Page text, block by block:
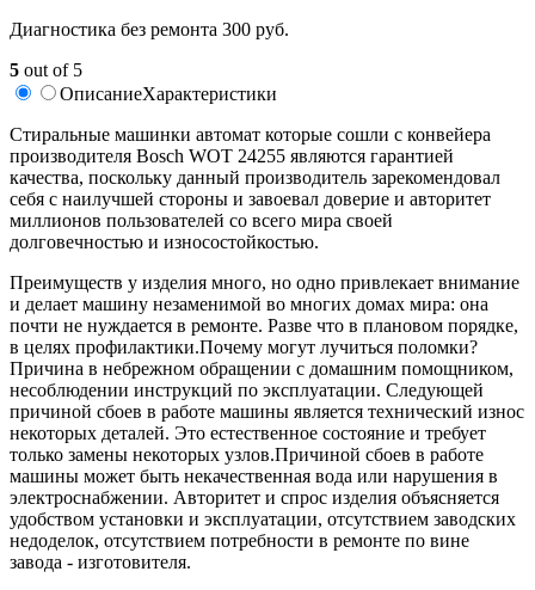
Диагностика без ремонта 300 руб.
5 out of 5
ОписаниеХарактеристики
Стиральные машинки автомат которые сошли с конвейера
производителя Bosch WOT 24255 являются гарантией
качества, поскольку данный производитель зарекомендовал
себя с наилучшей стороны и завоевал доверие и авторитет
миллионов пользователей со всего мира своей
долговечностью и износостойкостью.
Преимуществ у изделия много, но одно привлекает внимание
и делает машину незаменимой во многих домах мира: она
почти не нуждается в ремонте. Разве что в плановом порядке,
в целях профилактики.Почему могут лучиться поломки?
Причина в небрежном обращении с домашним помощником,
несоблюдении инструкций по эксплуатации. Следующей
причиной сбоев в работе машины является технический износ
некоторых деталей. Это естественное состояние и требует
только замены некоторых узлов.Причиной сбоев в работе
машины может быть некачественная вода или нарушения в
электроснабжении. Авторитет и спрос изделия объясняется
удобством установки и эксплуатации, отсутствием заводских
недоделок, отсутствием потребности в ремонте по вине
завода - изготовителя.